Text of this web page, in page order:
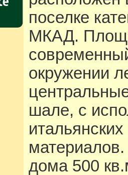
поселке
МКАД.
окружении
шале, с
дома 500